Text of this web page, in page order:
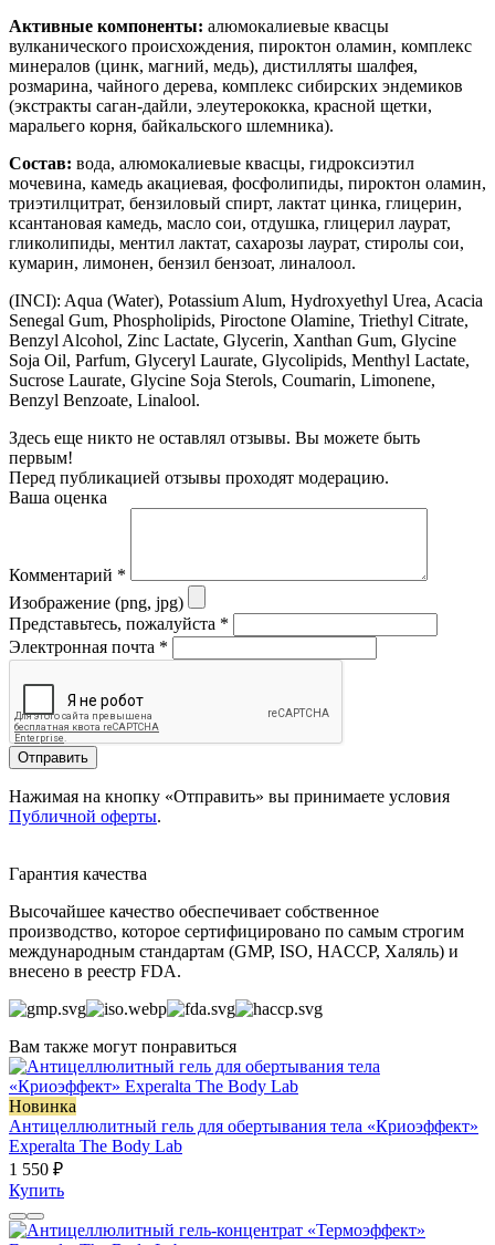
Активные компоненты: алюмокалиевые квасцы
вулканического происхождения, пироктон оламин, комплекс
минералов (цинк, магний, медь), дистилляты шалфея,
розмарина, чайного дерева, комплекс сибирских эндемиков
(экстракты саган-дайли, элеутерококка, красной щетки,
маральего корня, байкальского шлемника).
Состав: вода, алюмокалиевые квасцы, гидроксиэтил
мочевина, камедь акациевая, фосфолипиды, пироктон оламин,
триэтилцитрат, бензиловый спирт, лактат цинка, глицерин,
ксантановая камедь, масло сои, отдушка, глицерил лаурат,
гликолипиды, ментил лактат, сахарозы лаурат, стиролы сои,
кумарин, лимонен, бензил бензоат, линалоол.
(INCI): Aqua (Water), Potassium Alum, Hydroxyethyl Urea, Acacia
Senegal Gum, Phospholipids, Piroctone Olamine, Triethyl Citrate,
Benzyl Alcohol, Zinc Lactate, Glycerin, Xanthan Gum, Glycine
Soja Oil, Parfum, Glyceryl Laurate, Glycolipids, Menthyl Lactate,
Sucrose Laurate, Glycine Soja Sterols, Coumarin, Limonene,
Benzyl Benzoate, Linalool.
Здесь еще никто не оставлял отзывы. Вы можете быть
первым!
Перед публикацией отзывы проходят модерацию.
Ваша оценка
Комментарий *
Изображение (png, jpg)
Представьтесь, пожалуйста *
Электронная почта *
Отправить
Нажимая на кнопку «Отправить» вы принимаете условия
Публичной оферты.
Гарантия качества
Высочайшее качество обеспечивает собственное
производство, которое сертифицировано по самым строгим
международным стандартам (GMP, ISO, HACCP, Халяль) и
внесено в реестр FDA.
Вам также могут понравиться
Новинка
Антицеллюлитный гель для обертывания тела «Криоэффект»
Experalta The Body Lab
1 550 ₽
Купить